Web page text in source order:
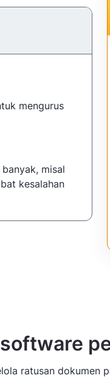
mengurus
misal
kesalahan
ratusan